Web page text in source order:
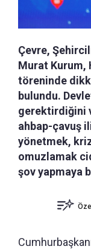
Çevre,
Murat Kurum,
töreninde
bulundu.
gerektirdiğini
ahbap-çavuş
yönetmek,
omuzlamak
şov yapmaya